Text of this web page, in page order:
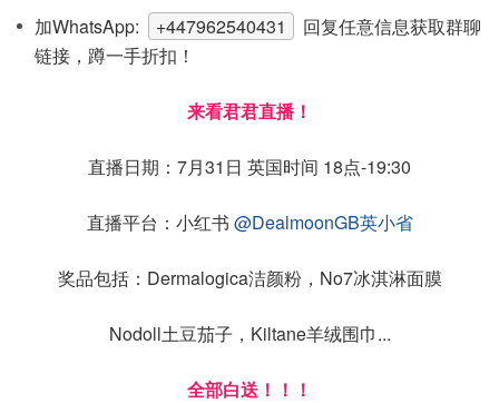
加WhatsApp:
+447962540431
回复任意信息获取群聊
链接，蹲一手折扣！
来看君君直播！
直播日期：7月31日 英国时间 18点-19:30
直播平台：小红书 @DealmoonGB英小省
奖品包括：Dermalogica洁颜粉，No7冰淇淋面膜
Nodoll土豆茄子，Kiltane羊绒围巾...
全部白送！！！